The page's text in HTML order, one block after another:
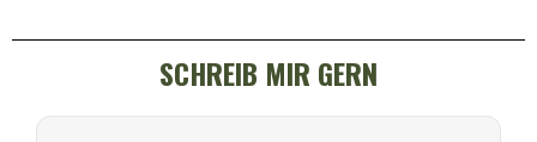
SCHREIB MIR GERN